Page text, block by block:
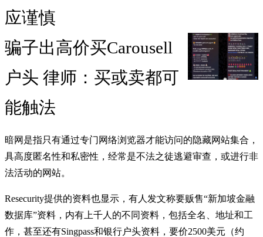
应谨慎
骗子出高价买Carousell
户头 律师：买或卖都可
能触法
暗网是指只有通过专门网络浏览器才能访问的隐藏网站集合，
具高度匿名性和私密性，经常是不法之徒逃避审查，或进行非
法活动的网站。
Resecurity提供的资料也显示，有人发文称要贩售“新加坡金融
数据库”资料，内有上千人的不同资料，包括全名、地址和工
作，甚至还有Singpass和银行户头资料，要价2500美元（约